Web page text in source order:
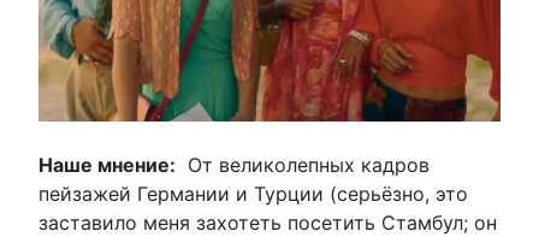
Наше мнение: От великолепных кадров
пейзажей Германии и Турции (серьёзно, это
заставило меня захотеть посетить Стамбул; он